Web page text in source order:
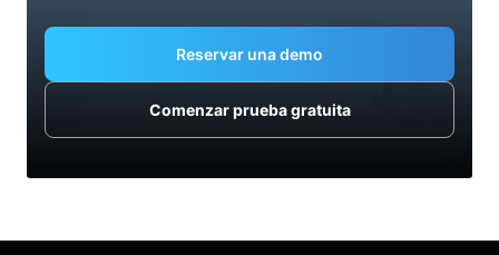
Reservar una demo
Comenzar prueba gratuita